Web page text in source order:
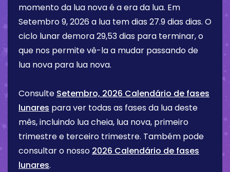
momento da lua nova é a era da lua. Em
Setembro 9, 2026 a lua tem dias 27.9 dias dias. O
ciclo lunar demora 29,53 dias para terminar, o
que nos permite vê-la a mudar passando de
lua nova para lua nova.
Consulte Setembro, 2026 Calendário de fases
lunares para ver todas as fases da lua deste
mês, incluindo lua cheia, lua nova, primeiro
trimestre e terceiro trimestre. Também pode
consultar o nosso 2026 Calendário de fases
lunares.